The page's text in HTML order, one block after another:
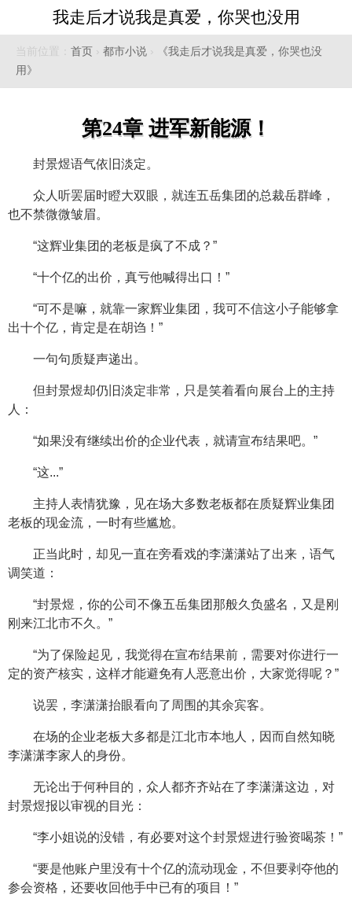
我走后才说我是真爱，你哭也没用
当前位置： 首页 › 都市小说 ›
《我走后才说我是真爱，你哭也没
用》
第24章 进军新能源！
封景煜语气依旧淡定。
众人听罢届时瞪大双眼，就连五岳集团的总裁岳群峰，
也不禁微微皱眉。
“这辉业集团的老板是疯了不成？”
“十个亿的出价，真亏他喊得出口！”
“可不是嘛，就靠一家辉业集团，我可不信这小子能够拿
出十个亿，肯定是在胡诌！”
一句句质疑声递出。
但封景煜却仍旧淡定非常，只是笑着看向展台上的主持
人：
“如果没有继续出价的企业代表，就请宣布结果吧。”
“这...”
主持人表情犹豫，见在场大多数老板都在质疑辉业集团
老板的现金流，一时有些尴尬。
正当此时，却见一直在旁看戏的李潇潇站了出来，语气
调笑道：
“封景煜，你的公司不像五岳集团那般久负盛名，又是刚
刚来江北市不久。”
“为了保险起见，我觉得在宣布结果前，需要对你进行一
定的资产核实，这样才能避免有人恶意出价，大家觉得呢？”
说罢，李潇潇抬眼看向了周围的其余宾客。
在场的企业老板大多都是江北市本地人，因而自然知晓
李潇潇李家人的身份。
无论出于何种目的，众人都齐齐站在了李潇潇这边，对
封景煜报以审视的目光：
“李小姐说的没错，有必要对这个封景煜进行验资喝茶！”
“要是他账户里没有十个亿的流动现金，不但要剥夺他的
参会资格，还要收回他手中已有的项目！”